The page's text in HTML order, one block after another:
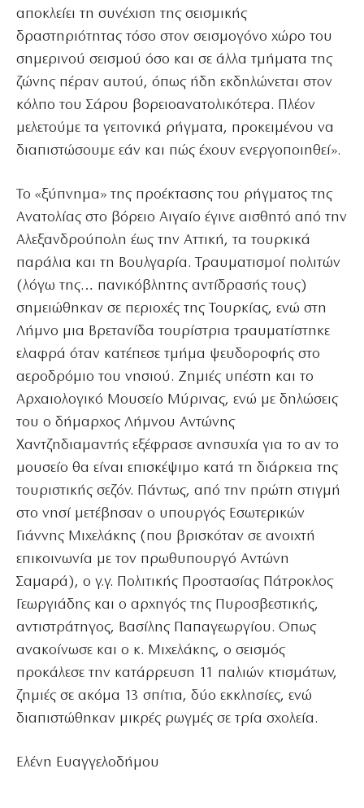
αποκλείει τη συνέχιση της σεισμικής
δραστηριότητας τόσο στον σεισμογόνο χώρο του
σημερινού σεισμού όσο και σε άλλα τμήματα της
ζώνης πέραν αυτού, όπως ήδη εκδηλώνεται στον
κόλπο του Σάρου βορειοανατολικότερα. Πλέον
μελετούμε τα γειτονικά ρήγματα, προκειμένου να
διαπιστώσουμε εάν και πώς έχουν ενεργοποιηθεί».
Το «ξύπνημα» της προέκτασης του ρήγματος της
Ανατολίας στο βόρειο Αιγαίο έγινε αισθητό από την
Αλεξανδρούπολη έως την Αττική, τα τουρκικά
παράλια και τη Βουλγαρία. Τραυματισμοί πολιτών
(λόγω της… πανικόβλητης αντίδρασής τους)
σημειώθηκαν σε περιοχές της Τουρκίας, ενώ στη
Λήμνο μια Βρετανίδα τουρίστρια τραυματίστηκε
ελαφρά όταν κατέπεσε τμήμα ψευδοροφής στο
αεροδρόμιο του νησιού. Ζημιές υπέστη και το
Αρχαιολογικό Μουσείο Μύρινας, ενώ με δηλώσεις
του ο δήμαρχος Λήμνου Αντώνης
Χαντζηδιαμαντής εξέφρασε ανησυχία για το αν το
μουσείο θα είναι επισκέψιμο κατά τη διάρκεια της
τουριστικής σεζόν. Πάντως, από την πρώτη στιγμή
στο νησί μετέβησαν ο υπουργός Εσωτερικών
Γιάννης Μιχελάκης (που βρισκόταν σε ανοιχτή
επικοινωνία με τον πρωθυπουργό Αντώνη
Σαμαρά), ο γ.γ. Πολιτικής Προστασίας Πάτροκλος
Γεωργιάδης και ο αρχηγός της Πυροσβεστικής,
αντιστράτηγος, Βασίλης Παπαγεωργίου. Οπως
ανακοίνωσε και ο κ. Μιχελάκης, ο σεισμός
προκάλεσε την κατάρρευση 11 παλιών κτισμάτων,
ζημιές σε ακόμα 13 σπίτια, δύο εκκλησίες, ενώ
διαπιστώθηκαν μικρές ρωγμές σε τρία σχολεία.
Ελένη Ευαγγελοδήμου